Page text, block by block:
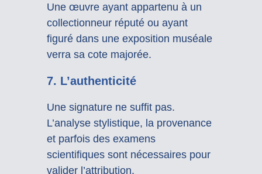
Une œuvre ayant appartenu à un
collectionneur réputé ou ayant
figuré dans une exposition muséale
verra sa cote majorée.
7. L’authenticité
Une signature ne suffit pas.
L’analyse stylistique, la provenance
et parfois des examens
scientifiques sont nécessaires pour
valider l’attribution.